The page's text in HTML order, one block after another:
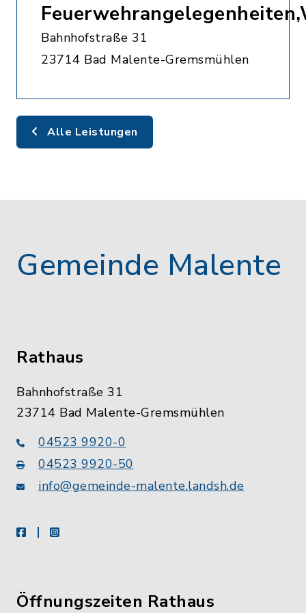
Bahnhofstraße 31
23714 Bad Malente-Gremsmühlen
Alle Leistungen
Gemeinde Malente
Rathaus
Bahnhofstraße 31
23714 Bad Malente-Gremsmühlen
04523 9920-0
04523 9920-50
info@gemeinde-malente.landsh.de
facebookinstagram
Öffnungszeiten Rathaus